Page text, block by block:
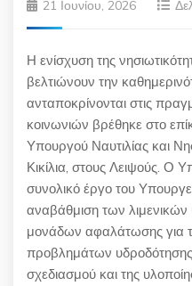
21 Ιουνίου, 2026
Η ενίσχυση της
βελτιώνουν την
ανταποκρίνονται στις
κοινωνιών βρέθηκε στο
Υπουργού Ναυτιλίας και
Κικίλια, στους Λειψούς. Ο
συνολικό έργο του
αναβάθμιση των
μονάδων αφαλάτωσης για
προβλημάτων
σχεδιασμού και της